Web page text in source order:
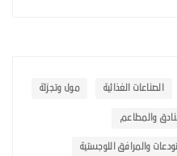
الصناعات الغذائية مول وتجزئة
والمطاعم
والمرافق اللوجستية